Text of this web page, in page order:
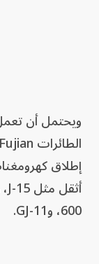
ويحتمل أن
600، وGJ-11.